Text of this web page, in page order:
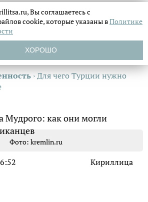
›Для чего Турции нужно
Фото: kremlin.ru
Кириллица
Вы соглашаетесь с
cookie, которые указаны вПолитике
ХОРОШО